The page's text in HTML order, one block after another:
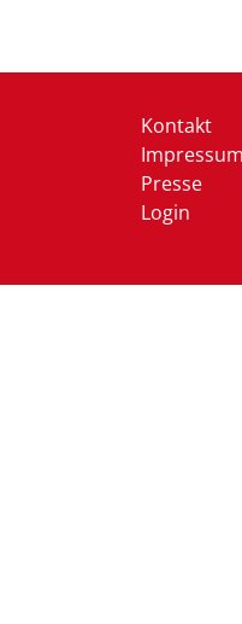
Kontakt
Presse
Login